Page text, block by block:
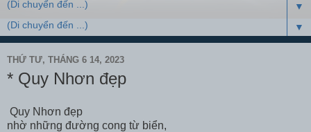
▼
▼
THỨ TƯ, THÁNG 6 14, 2023
* Quy Nhơn đẹp
Quy Nhơn đẹp
nhờ những đường cong từ biển,